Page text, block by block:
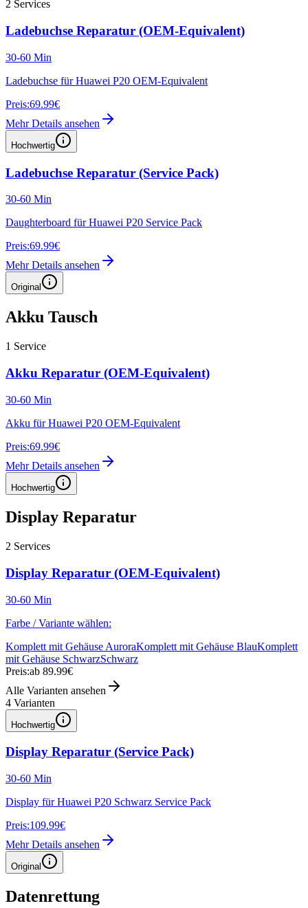
2 Services
Ladebuchse Reparatur (OEM-Equivalent)
30-60 Min
Ladebuchse für Huawei P20 OEM-Equivalent
Preis:69.99€
Mehr Details ansehen
Hochwertig
Ladebuchse Reparatur (Service Pack)
30-60 Min
Daughterboard für Huawei P20 Service Pack
Preis:69.99€
Mehr Details ansehen
Original
Akku Tausch
1 Service
Akku Reparatur (OEM-Equivalent)
30-60 Min
Akku für Huawei P20 OEM-Equivalent
Preis:69.99€
Mehr Details ansehen
Hochwertig
Display Reparatur
2 Services
Display Reparatur (OEM-Equivalent)
30-60 Min
Farbe / Variante wählen:
Komplett mit Gehäuse AuroraKomplett mit Gehäuse BlauKomplett
mit Gehäuse SchwarzSchwarz
Preis:ab 89.99€
Alle Varianten ansehen
4 Varianten
Hochwertig
Display Reparatur (Service Pack)
30-60 Min
Display für Huawei P20 Schwarz Service Pack
Preis:109.99€
Mehr Details ansehen
Original
Datenrettung